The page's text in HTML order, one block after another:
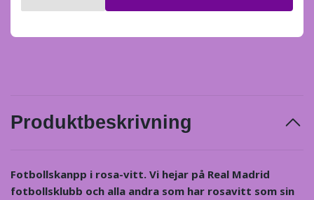
Produktbeskrivning
Fotbollskanpp i rosa-vitt. Vi hejar på Real Madrid
fotbollsklubb och alla andra som har rosavitt som sin